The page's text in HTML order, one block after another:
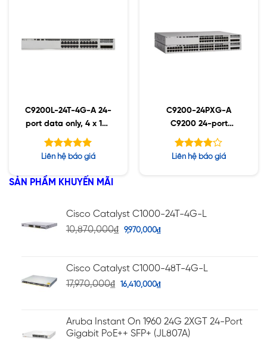
C9200L-24T-4G-A 24-
port data only, 4 x 1G,
Network Advantage
Được xếp
5 sao
Liên hệ báo giá
C9200-24PXG-A
C9200 24-port
8xmGig PoE+, Network
Được
Liên hệ báo giá
SẢN PHẨM KHUYẾN MÃI
Cisco Catalyst C1000-24T-4G-L
10,870,000₫ 9,970,000₫
Cisco Catalyst C1000-48T-4G-L
17,970,000₫ 16,410,000₫
Aruba Instant On 1960 24G 2XGT 24-Port
Gigabit PoE++ SFP+ (JL807A)